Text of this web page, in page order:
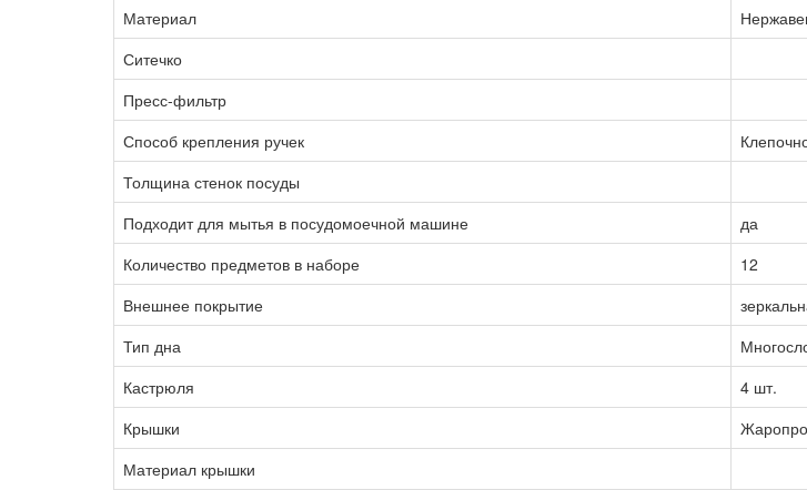
Материал
Ситечко
Пресс-фильтр
Способ крепления ручек
Толщина стенок посуды
Подходит для мытья в посудомоечной машине
да
Количество предметов в наборе
12
Внешнее покрытие
Тип дна
Кастрюля
4 шт.
Крышки
Материал крышки